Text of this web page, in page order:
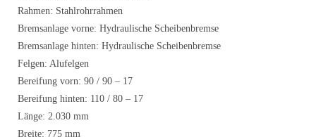
Rahmen: Stahlrohrrahmen
Bremsanlage vorne: Hydraulische Scheibenbremse
Bremsanlage hinten: Hydraulische Scheibenbremse
Felgen: Alufelgen
Bereifung vorn: 90 / 90 – 17
Bereifung hinten: 110 / 80 – 17
Länge: 2.030 mm
Breite: 775 mm